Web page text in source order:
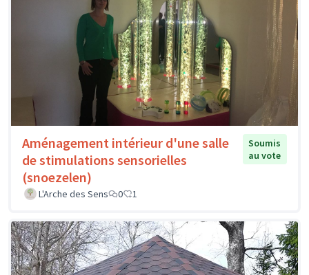
Aménagement intérieur d'une salle
de stimulations sensorielles
(snoezelen)
Soumis
au vote
L'Arche des Sens 0 1